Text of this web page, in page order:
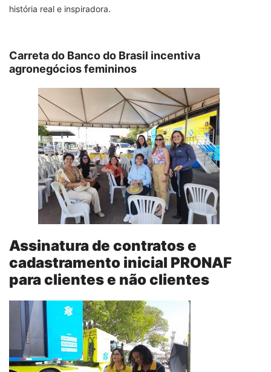
história real e inspiradora.
Carreta do Banco do Brasil incentiva
agronegócios femininos
Assinatura de contratos e
cadastramento inicial PRONAF
para clientes e não clientes